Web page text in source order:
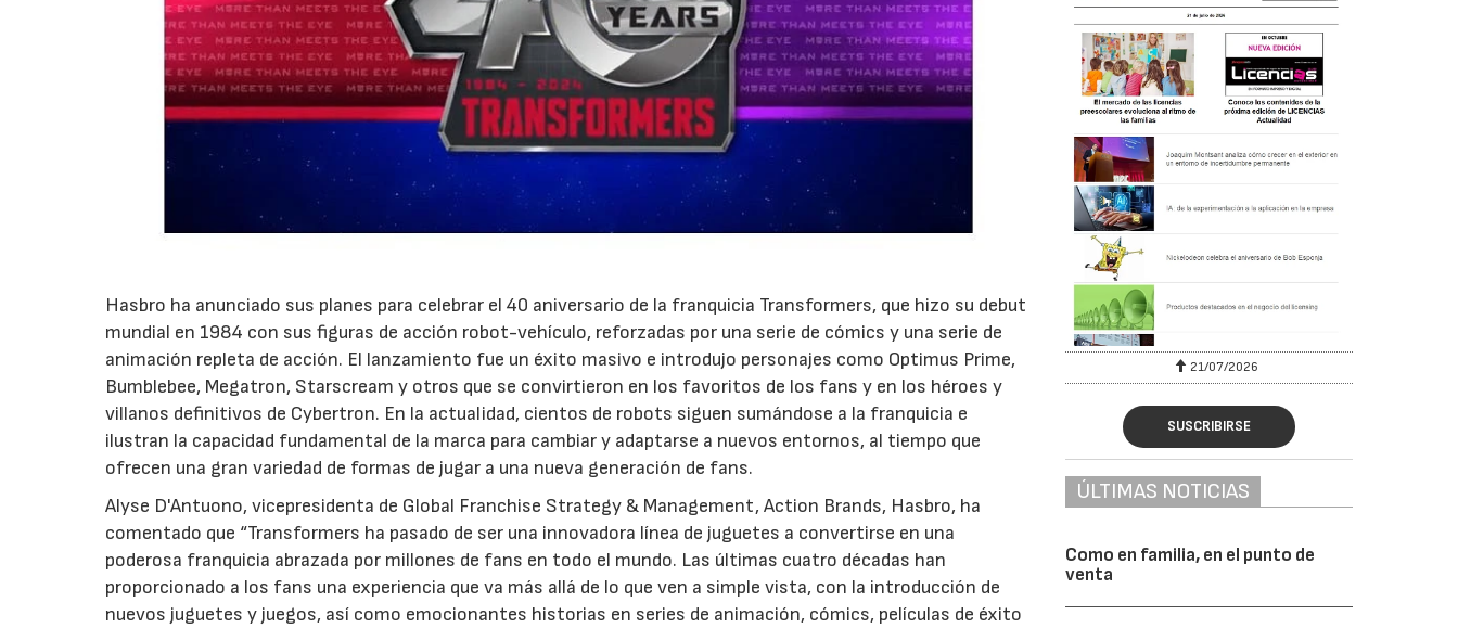
Hasbro ha anunciado sus planes para celebrar el 40 aniversario de la franquicia Transformers, que hizo su debut
mundial en 1984 con sus figuras de acción robot-vehículo, reforzadas por una serie de cómics y una serie de
animación repleta de acción. El lanzamiento fue un éxito masivo e introdujo personajes como Optimus Prime,
Bumblebee, Megatron, Starscream y otros que se convirtieron en los favoritos de los fans y en los héroes y
villanos definitivos de Cybertron. En la actualidad, cientos de robots siguen sumándose a la franquicia e
ilustran la capacidad fundamental de la marca para cambiar y adaptarse a nuevos entornos, al tiempo que
ofrecen una gran variedad de formas de jugar a una nueva generación de fans.
Alyse D'Antuono, vicepresidenta de Global Franchise Strategy & Management, Action Brands, Hasbro, ha
comentado que “Transformers ha pasado de ser una innovadora línea de juguetes a convertirse en una
poderosa franquicia abrazada por millones de fans en todo el mundo. Las últimas cuatro décadas han
proporcionado a los fans una experiencia que va más allá de lo que ven a simple vista, con la introducción de
nuevos juguetes y juegos, así como emocionantes historias en series de animación, cómics, películas de éxito
21/07/2026 28/07/2026 21/07/2026
SUSCRIBIRSE
ÚLTIMAS NOTICIAS
Como en familia, en el punto de
venta